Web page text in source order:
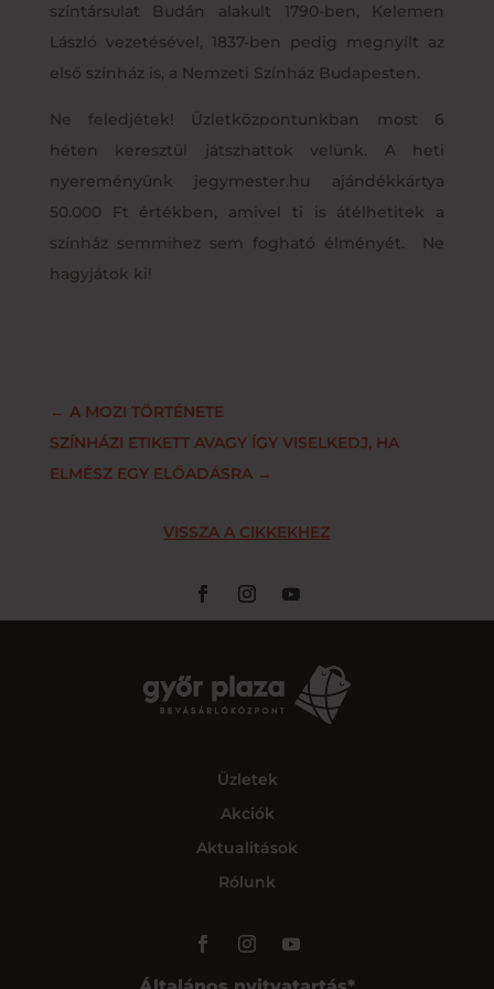
színtársulat Budán alakult 1790-ben,
Kelemen
László vezetésével, 1837-ben pedig megnyílt az
első színház is, a Nemzeti Színház Budapesten.
Ne feledjétek! Üzletközpontunkban most 6
héten keresztül játszhattok velünk. A heti
nyereményünk jegymester.hu ajándékkártya
50.000 Ft értékben, amivel ti is átélhetitek a
színház semmihez sem fogható élményét. Ne
hagyjátok ki!
← A MOZI TÖRTÉNETE
SZÍNHÁZI ETIKETT AVAGY ÍGY VISELKEDJ, HA
ELMÉSZ EGY ELŐADÁSRA→
VISSZA A CIKKEKHEZ
Üzletek
Akciók
Aktualitások
Rólunk